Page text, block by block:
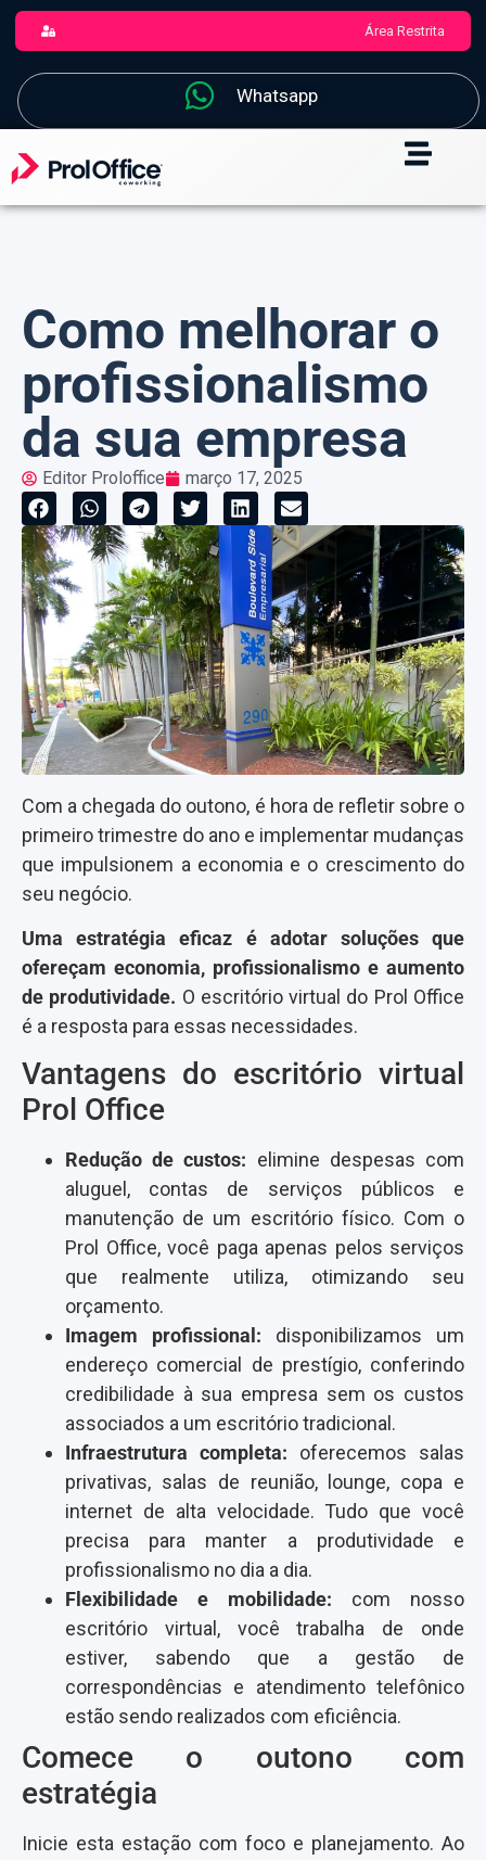
Área Restrita
Whatsapp
Como melhorar o
profissionalismo
da sua empresa
Editor Proloffice março 17, 2025
Com a chegada do outono, é hora de refletir sobre o
primeiro trimestre do ano e implementar mudanças
que impulsionem a economia e o crescimento do
seu negócio.
Uma estratégia eficaz é adotar soluções que
ofereçam economia, profissionalismo e aumento
de produtividade. O escritório virtual do Prol Office
é a resposta para essas necessidades.​
Vantagens do escritório virtual
Prol Office
Redução de custos: elimine despesas com
aluguel, contas de serviços públicos e
manutenção de um escritório físico. Com o
Prol Office, você paga apenas pelos serviços
que realmente utiliza, otimizando seu
orçamento. ​
Imagem profissional: disponibilizamos um
endereço comercial de prestígio, conferindo
credibilidade à sua empresa sem os custos
associados a um escritório tradicional.
Infraestrutura completa: oferecemos salas
privativas, salas de reunião, lounge, copa e
internet de alta velocidade. Tudo que você
precisa para manter a produtividade e
profissionalismo no dia a dia.​
Flexibilidade e mobilidade: com nosso
escritório virtual, você trabalha de onde
estiver, sabendo que a gestão de
correspondências e atendimento telefônico
estão sendo realizados com eficiência.
Comece o outono com
estratégia
Inicie esta estação com foco e planejamento. Ao